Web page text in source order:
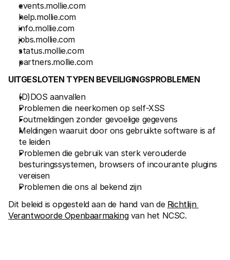
events.mollie.com
help.mollie.com
info.mollie.com
jobs.mollie.com
status.mollie.com
partners.mollie.com
UITGESLOTEN TYPEN BEVEILIGINGSPROBLEMEN
(D)DOS aanvallen
Problemen die neerkomen op self-XSS
Foutmeldingen zonder gevoelige gegevens
Meldingen waaruit door ons gebruikte software is af
te leiden
Problemen die gebruik van sterk verouderde
besturingssystemen, browsers of incourante plugins
vereisen
Problemen die ons al bekend zijn
Dit beleid is opgesteld aan de hand van de Richtlijn
Verantwoorde Openbaarmaking van het NCSC.